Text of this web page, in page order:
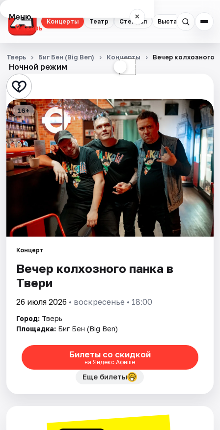
Концерты Театр Стендап Выставки
Меню ×
Тверь
Концерты
Театр
Стендап
Выставки
Квесты
Экскурсии
Площадки
Артисты
Ночной режим ☾
Тверь Биг Бен (Big Ben) Концерты Вечер колхозного
16+
Концерт
Вечер колхозного панка в
Твери
26 июля 2026 • воскресенье • 18:00
Город: Тверь
Площадка: Биг Бен (Big Ben)
Билеты со скидкой
на Яндекс Афише
Еще билеты